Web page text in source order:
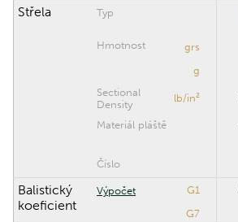
ROZSAH VÝPOČTU
vzdálenost
Obnovit
Střela Typ
Hmotnost grs
g
Sectional
Density
lb/in²
Materiál pláště
Číslo
Balistický
koeficient
Výpočet G1
G7